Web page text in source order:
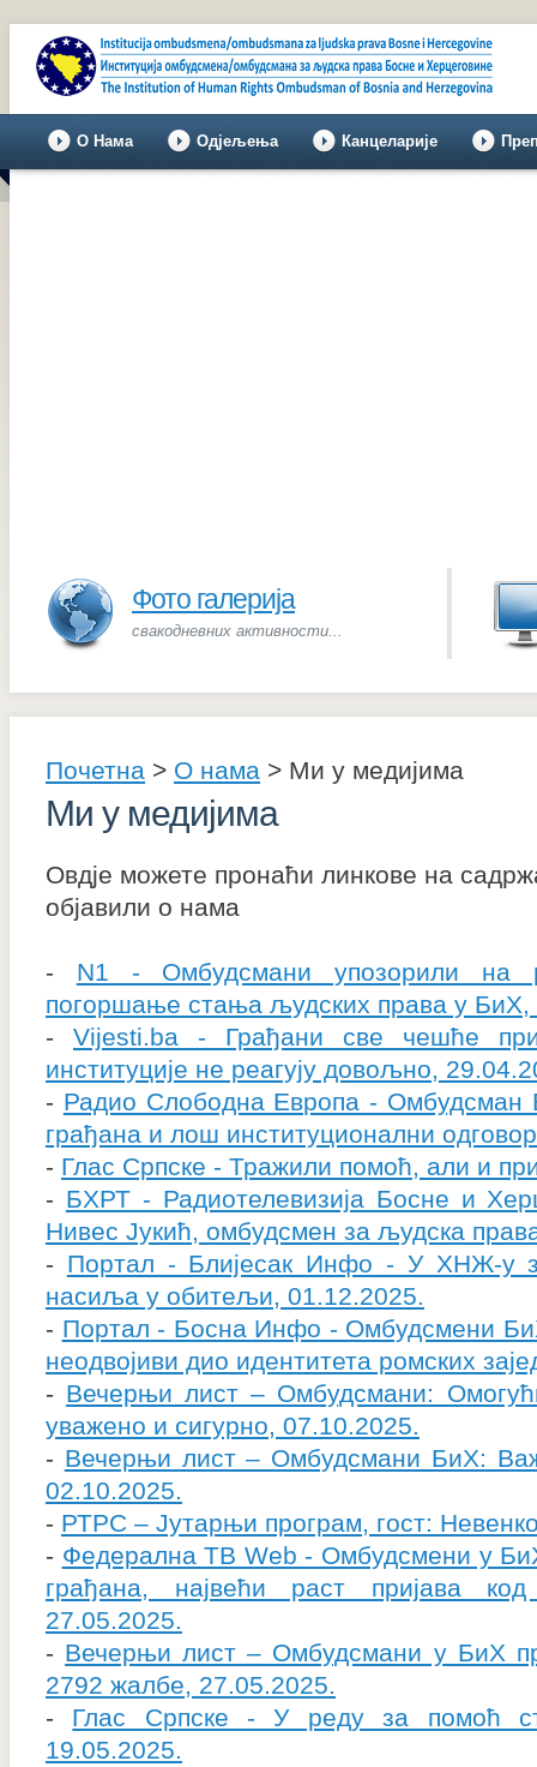
О Нама Одјељења Канцеларије
Фото галерија
свакодневних активности...
Почетна > О нама > Ми у медијима
Ми у медијима
Овдје можете пронаћи линкове на
објавили о нама
- N1 - Омбудсмани упозорили на
погоршање стања људских права у БиХ,
- Vijesti.ba - Грађани све чешће
институције не реагују довољно,
- Радио Слободна Европа - Омбудсман
грађана и лош институционални
- Глас Српске - Тражили помоћ, али и
- БХРТ - Радиотелевизија Босне и
Нивес Јукић, омбудсмен за људска
- Портал - Блијесак Инфо - У ХНЖ-у
насиља у обитељи, 01.12.2025.
- Портал - Босна Инфо - Омбудсмени
неодвојиви дио идентитета ромских
- Вечерњи лист – Омбудсмани:
уважено и сигурно, 07.10.2025.
- Вечерњи лист – Омбудсмани БиХ:
02.10.2025.
- РТРС – Јутарњи програм, гост:
- Федерална ТВ Web - Омбудсмени у
грађана, највећи раст пријава
27.05.2025.
- Вечерњи лист – Омбудсмани у БиХ
2792 жалбе, 27.05.2025.
- Глас Српске - У реду за помоћ
19.05.2025.